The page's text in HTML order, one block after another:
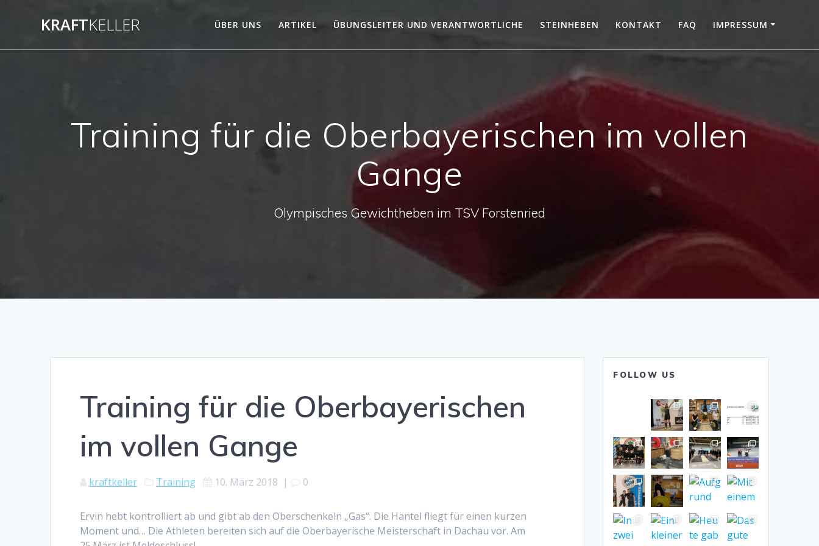
KRAFTKELLER ÜBER UNS ARTIKEL ÜBUNGSLEITER UND VERANTWORTLICHE STEINHEBEN KONTAKT FAQ IMPRESSUM
Training für die Oberbayerischen im vollen
Gange
Olympisches Gewichtheben im TSV Forstenried
Training für die Oberbayerischen
im vollen Gange
kraftkeller Training 10. März 2018 | 0
Ervin hebt kontrolliert ab und gibt ab den Oberschenkeln „Gas“. Die Hantel fliegt für einen kurzen
Moment und… Die Athleten bereiten sich auf die Oberbayerische Meisterschaft in Dachau vor. Am
FOLLOW US